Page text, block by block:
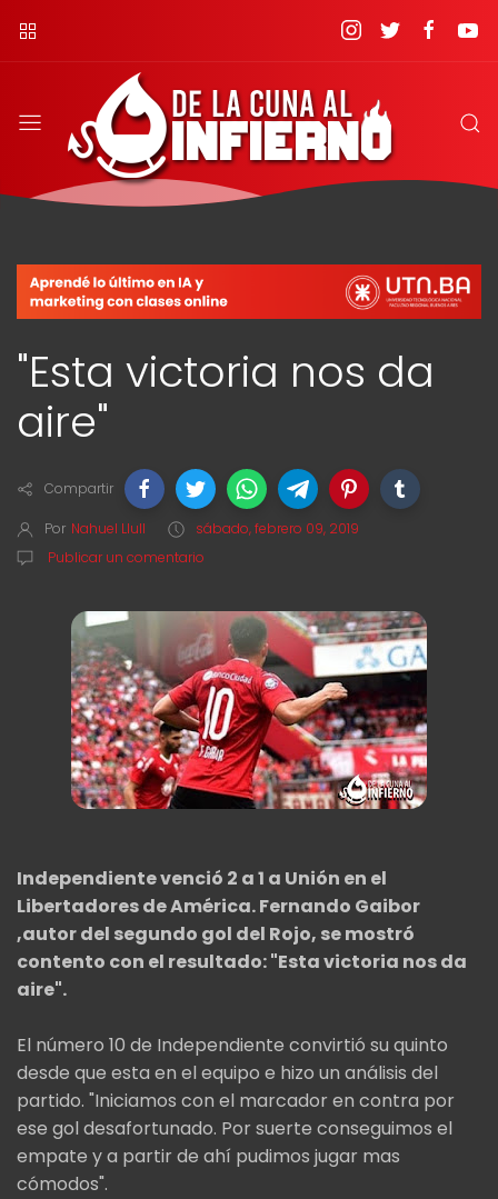
"Esta victoria nos da
aire"
Compartir
Por Nahuel Llull
sábado, febrero 09, 2019
Publicar un comentario
Independiente venció 2 a 1 a Unión en el
Libertadores de América. Fernando Gaibor
,autor del segundo gol del Rojo, se mostró
contento con el resultado: "Esta victoria nos da
aire".
El número 10 de Independiente convirtió su quinto
desde que esta en el equipo e hizo un análisis del
partido. "Iniciamos con el marcador en contra por
ese gol desafortunado. Por suerte conseguimos el
empate y a partir de ahí pudimos jugar mas
cómodos".